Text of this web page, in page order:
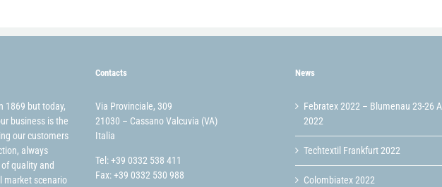
1869 but today,
business is the
our customers
always
quality and
market scenario
Contacts
Via Provinciale, 309
21030 – Cassano Valcuvia (VA)
Italia
Tel: +39 0332 538 411
Fax: +39 0332 530 988
News
Febratex 2022 – Blumenau 23-26
2022
Techtextil Frankfurt 2022
Colombiatex 2022